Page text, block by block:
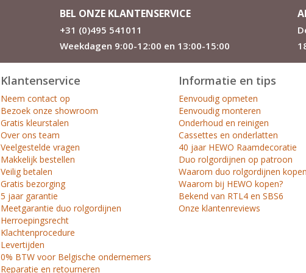
BEL ONZE KLANTENSERVICE
+31 (0)495 541011
Weekdagen 9:00-12:00 en 13:00-15:00
Klantenservice
Neem contact op
Bezoek onze showroom
Gratis kleurstalen
Over ons team
Veelgestelde vragen
Makkelijk bestellen
Veilig betalen
Gratis bezorging
5 jaar garantie
Meetgarantie duo rolgordijnen
Herroepingsrecht
Klachtenprocedure
Levertijden
0% BTW voor Belgische ondernemers
Reparatie en retourneren
Informatie en tips
Eenvoudig opmeten
Eenvoudig monteren
Onderhoud en reinigen
Cassettes en onderlatten
40 jaar HEWO Raamdecoratie
Duo rolgordijnen op patroon
Waarom duo rolgordijnen
Waarom bij HEWO kopen?
Bekend van RTL4 en SBS6
Onze klantenreviews